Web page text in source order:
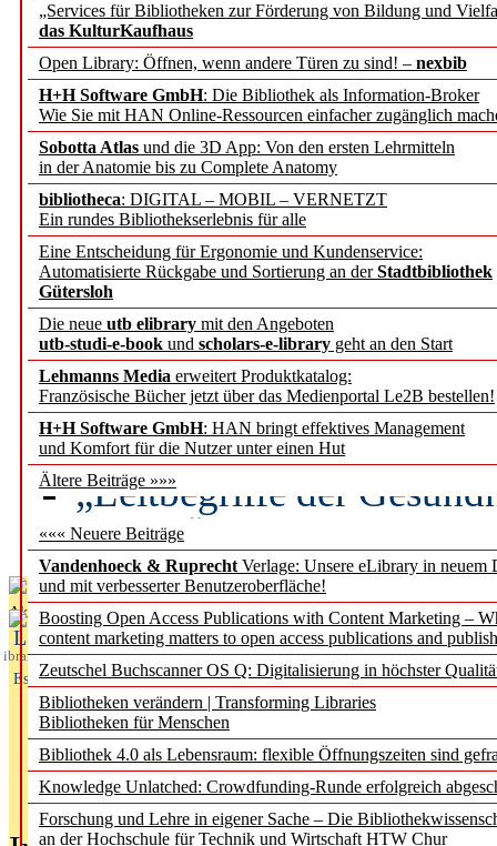
„Services für Bibliotheken zur Förderung von Bildung und
das KulturKaufhaus
Open Library: Öffnen, wenn andere Türen zu sind! – nexbib
H+H Software GmbH: Die Bibliothek als Information-Broker
Wie Sie mit HAN Online-Ressourcen einfacher zugänglich
Sobotta Atlas und die 3D App: Von den ersten Lehrmitteln
in der Anatomie bis zu Complete Anatomy
bibliotheca: DIGITAL – MOBIL – VERNETZT
Ein rundes Bibliothekserlebnis für alle
Eine Entscheidung für Ergonomie und Kundenservice:
Automatisierte Rückgabe und Sortierung an derStadtbibliothek
Gütersloh
Die neue utb elibrary mit den Angeboten
utb-studi-e-book und scholars-e-library geht an den Start
Lehmanns Media erweitert Produktkatalog:
Französische Bücher jetzt über das Medienportal Le2B bestellen!
H+H Software GmbH: HAN bringt effektives Management
und Komfort für die Nutzer unter einen Hut
Ältere Beiträge »»»
««« Neuere Beiträge
Vandenhoeck & Ruprecht Verlage: Unsere eLibrary in neuem
und mit verbesserter Benutzeroberfläche!
Boosting Open Access Publications with Content Marketing –
content marketing matters to open access publications and
Zeutschel Buchscanner OS Q: Digitalisierung in höchster
Bibliotheken verändern | Transforming Libraries
Bibliotheken für Menschen
Bibliothek 4.0 als Lebensraum: flexible Öffnungszeiten sind
Knowledge Unlatched: Crowdfunding-Runde erfolgreich
Forschung und Lehre in eigener Sache – Die
an der Hochschule für Technik und Wirtschaft HTW Chur
Mohr Siebeck
und die Zeitschrift für
Francke Attempto
EBSCO Information
Recherchefunktionen in
Sorbisches Institut neu
Geschichte und
Künstliche Intelligenz
besser zu verstehen
„Leitbegriffe der
des BIÖG erscheinen
Aktuelles aus
L
ibrary
Essentials